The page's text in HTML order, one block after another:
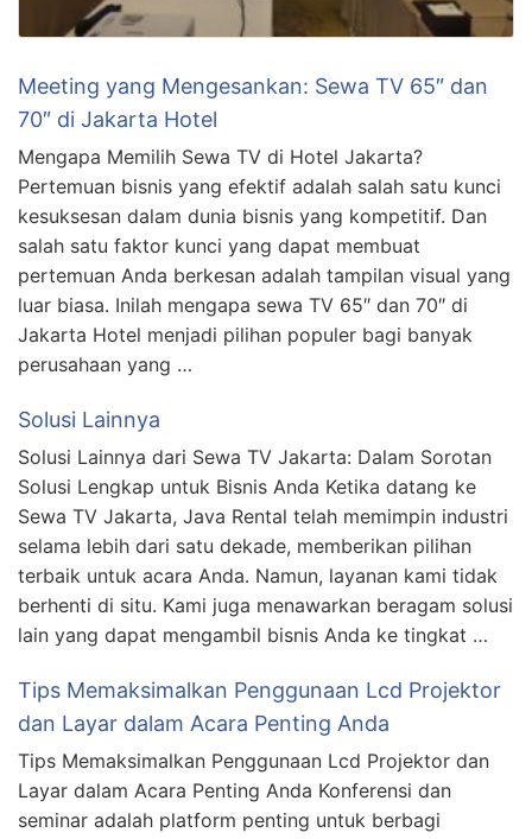
Meeting yang Mengesankan: Sewa TV 65″ dan
70″ di Jakarta Hotel
Mengapa Memilih Sewa TV di Hotel Jakarta?
Pertemuan bisnis yang efektif adalah salah satu kunci
kesuksesan dalam dunia bisnis yang kompetitif. Dan
salah satu faktor kunci yang dapat membuat
pertemuan Anda berkesan adalah tampilan visual yang
luar biasa. Inilah mengapa sewa TV 65″ dan 70″ di
Jakarta Hotel menjadi pilihan populer bagi banyak
perusahaan yang …
Solusi Lainnya
Solusi Lainnya dari Sewa TV Jakarta: Dalam Sorotan
Solusi Lengkap untuk Bisnis Anda Ketika datang ke
Sewa TV Jakarta, Java Rental telah memimpin industri
selama lebih dari satu dekade, memberikan pilihan
terbaik untuk acara Anda. Namun, layanan kami tidak
berhenti di situ. Kami juga menawarkan beragam solusi
lain yang dapat mengambil bisnis Anda ke tingkat …
Tips Memaksimalkan Penggunaan Lcd Projektor
dan Layar dalam Acara Penting Anda
Tips Memaksimalkan Penggunaan Lcd Projektor dan
Layar dalam Acara Penting Anda Konferensi dan
seminar adalah platform penting untuk berbagi